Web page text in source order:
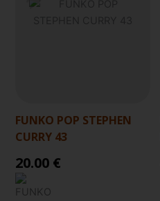
FUNKO POP STEPHEN
CURRY 43
20.00 €